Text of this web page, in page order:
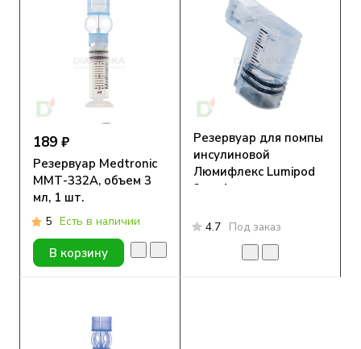
189 ₽
Резервуар Medtronic
ММТ-332А, объем 3
мл, 1 шт.
5 Есть в наличии
В корзину
Резервуар для помпы
инсулиновой
Люмифлекс Lumipod
3мл, 1 шт.
4.7 Под заказ